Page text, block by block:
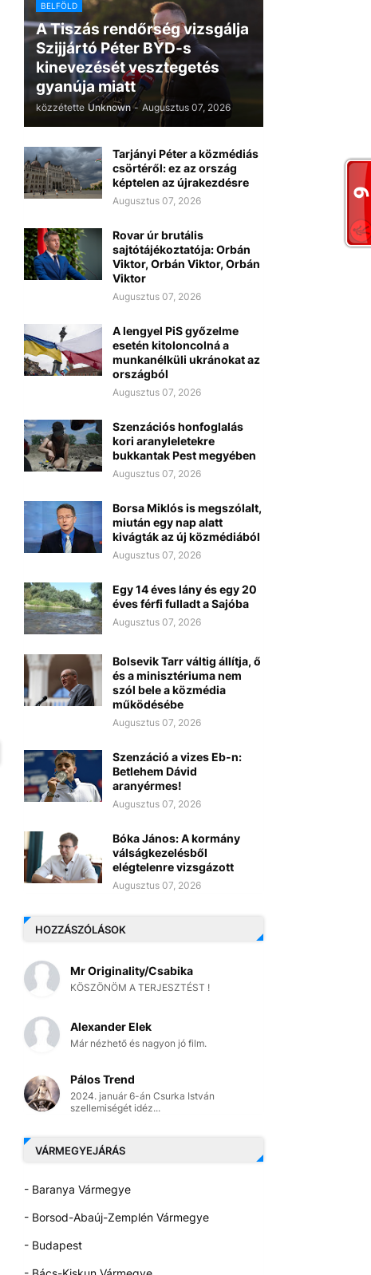
BELFÖLD
A Tiszás rendőrség vizsgálja
Szijjártó Péter BYD-s
kinevezését vesztegetés
gyanúja miatt
közzétette Unknown - Augusztus 07, 2026
Tarjányi Péter a közmédiás
csörtéről: ez az ország
képtelen az újrakezdésre
Augusztus 07, 2026
Rovar úr brutális
sajtótájékoztatója: Orbán
Viktor, Orbán Viktor, Orbán
Viktor
Augusztus 07, 2026
A lengyel PiS győzelme
esetén kitoloncolná a
munkanélküli ukránokat az
országból
Augusztus 07, 2026
Szenzációs honfoglalás
kori aranyleletekre
bukkantak Pest megyében
Augusztus 07, 2026
Borsa Miklós is megszólalt,
miután egy nap alatt
kivágták az új közmédiából
Augusztus 07, 2026
Egy 14 éves lány és egy 20
éves férfi fulladt a Sajóba
Augusztus 07, 2026
Bolsevik Tarr váltig állítja, ő
és a minisztériuma nem
szól bele a közmédia
működésébe
Augusztus 07, 2026
Szenzáció a vizes Eb-n:
Betlehem Dávid
aranyérmes!
Augusztus 07, 2026
Bóka János: A kormány
válságkezelésből
elégtelenre vizsgázott
Augusztus 07, 2026
HOZZÁSZÓLÁSOK
Mr Originality/Csabika
KÖSZÖNÖM A TERJESZTÉST !
Alexander Elek
Már nézhető és nagyon jó film.
Pálos Trend
2024. január 6-án Csurka István
szellemiségét idéz...
VÁRMEGYEJÁRÁS
- Baranya Vármegye
- Borsod-Abaúj-Zemplén Vármegye
- Budapest